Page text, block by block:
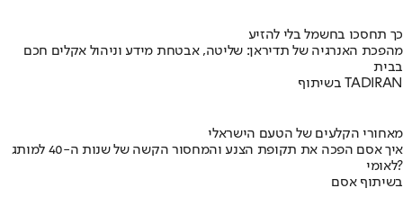
כך תחסכו בחשמל בלי להזיע
מהפכת האנרגיה של תדיראן: שליטה, אבטחת מידע וניהול אקלים חכם
בבית
בשיתוף TADIRAN
מאחורי הקלעים של הטעם הישראלי
איך אסם הפכה את תקופת הצנע והמחסור הקשה של שנות ה-40 למותג
לאומי?
בשיתוף אסם